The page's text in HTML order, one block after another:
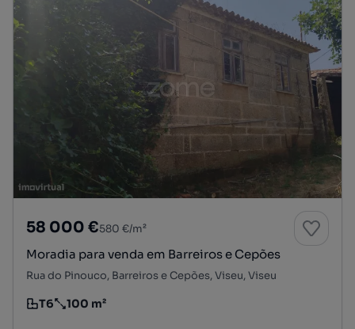
58 000 €580 €/m²
Moradia para venda em Barreiros e Cepões
Rua do Pinouco, Barreiros e Cepões, Viseu, Viseu
Tipologia
T6
Preço por metro quadrado
100 m²